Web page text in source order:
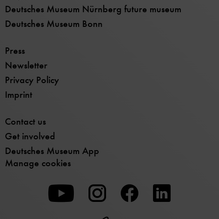
Neu erschienen: Wandkalender »Das Bergwerk«
Deutsches Museum Nürnberg future museum
Deutsches Museum Bonn
Press
Newsletter
Privacy Policy
Imprint
Contact us
Get involved
Deutsches Museum App
Manage cookies
To
our
Youtube
To
our
Instagram
To
our